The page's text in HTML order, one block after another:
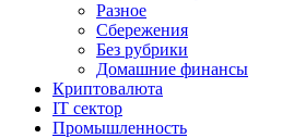
Разное
Сбережения
Без рубрики
Домашние финансы
Криптовалюта
IT сектор
Промышленность